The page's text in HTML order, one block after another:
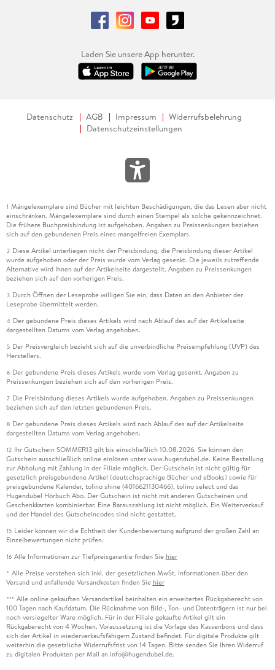
Laden Sie unsere App herunter.
Datenschutz AGB Impressum
Widerrufsbelehrung
Datenschutzeinstellungen
1 Mängelexemplare sind Bücher mit leichten Beschädigungen, die das Lesen aber nicht
einschränken. Mängelexemplare sind durch einen Stempel als solche gekennzeichnet.
Die frühere Buchpreisbindung ist aufgehoben. Angaben zu Preissenkungen beziehen
sich auf den gebundenen Preis eines mangelfreien Exemplars.
2 Diese Artikel unterliegen nicht der Preisbindung, die Preisbindung dieser Artikel
wurde aufgehoben oder der Preis wurde vom Verlag gesenkt. Die jeweils zutreffende
Alternative wird Ihnen auf der Artikelseite dargestellt. Angaben zu Preissenkungen
beziehen sich auf den vorherigen Preis.
3 Durch Öffnen der Leseprobe willigen Sie ein, dass Daten an den Anbieter der
Leseprobe übermittelt werden.
4 Der gebundene Preis dieses Artikels wird nach Ablauf des auf der Artikelseite
dargestellten Datums vom Verlag angehoben.
5 Der Preisvergleich bezieht sich auf die unverbindliche Preisempfehlung (UVP) des
Herstellers.
6 Der gebundene Preis dieses Artikels wurde vom Verlag gesenkt. Angaben zu
Preissenkungen beziehen sich auf den vorherigen Preis.
7 Die Preisbindung dieses Artikels wurde aufgehoben. Angaben zu Preissenkungen
beziehen sich auf den letzten gebundenen Preis.
8 Der gebundene Preis dieses Artikels wird nach Ablauf des auf der Artikelseite
dargestellten Datums vom Verlag angehoben.
12 Ihr Gutschein SOMMER13 gilt bis einschließlich 10.08.2026. Sie können den
Gutschein ausschließlich online einlösen unter www.hugendubel.de. Keine Bestellung
zur Abholung mit Zahlung in der Filiale möglich. Der Gutschein ist nicht gültig für
gesetzlich preisgebundene Artikel (deutschsprachige Bücher und eBooks) sowie für
preisgebundene Kalender, tolino shine (4016621130466), tolino select und das
Hugendubel Hörbuch Abo. Der Gutschein ist nicht mit anderen Gutscheinen und
Geschenkkarten kombinierbar. Eine Barauszahlung ist nicht möglich. Ein Weiterverkauf
und der Handel des Gutscheincodes sind nicht gestattet.
15 Leider können wir die Echtheit der Kundenbewertung aufgrund der großen Zahl an
Einzelbewertungen nicht prüfen.
16 Alle Informationen zur Tiefpreisgarantie finden Sie hier
* Alle Preise verstehen sich inkl. der gesetzlichen MwSt. Informationen über den
Versand und anfallende Versandkosten finden Sie hier
*** Alle online gekauften Versandartikel beinhalten ein erweitertes Rückgaberecht von
100 Tagen nach Kaufdatum. Die Rücknahme von Bild-, Ton- und Datenträgern ist nur bei
noch versiegelter Ware möglich. Für in der Filiale gekaufte Artikel gilt ein
Rückgaberecht von 4 Wochen. Voraussetzung ist die Vorlage des Kassenbons und dass
sich der Artikel in wiederverkaufsfähigem Zustand befindet. Für digitale Produkte gilt
weiterhin die gesetzliche Widerrufsfrist von 14 Tagen. Bitte senden Sie Ihren Widerruf
zu digitalen Produkten per Mail an info@hugendubel.de.